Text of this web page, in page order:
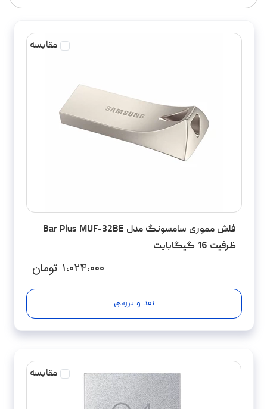
مقایسه
فلش مموری سامسونگ مدل Bar Plus MUF-32BE
ظرفیت 16 گیگابایت
۱،۰۲۴،۰۰۰ تومان
نقد و بررسی
مقایسه